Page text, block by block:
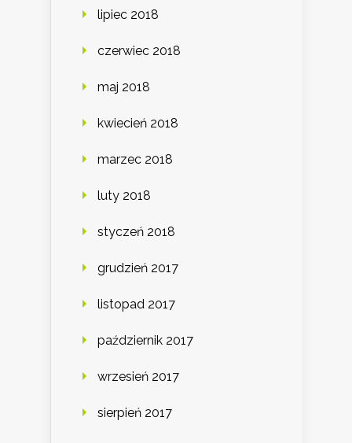
lipiec 2018
czerwiec 2018
maj 2018
kwiecień 2018
marzec 2018
luty 2018
styczeń 2018
grudzień 2017
listopad 2017
październik 2017
wrzesień 2017
sierpień 2017